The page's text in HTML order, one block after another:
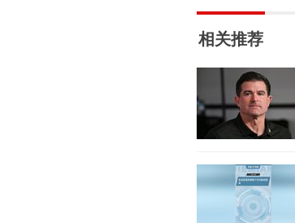
相关推荐